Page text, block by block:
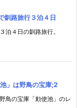
釧路旅行３泊４日
泊４日の釧路旅行。
」は野鳥の宝庫;2
鳥の宝庫「勅使池」のレ